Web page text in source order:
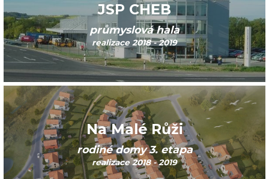
JSP CHEB
průmyslová hala
realizace 2018 - 2019
Na Malé Růži
rodiné domy 3. etapa
realizace 2018 - 2019